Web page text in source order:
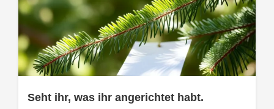
Seht ihr, was ihr angerichtet habt.